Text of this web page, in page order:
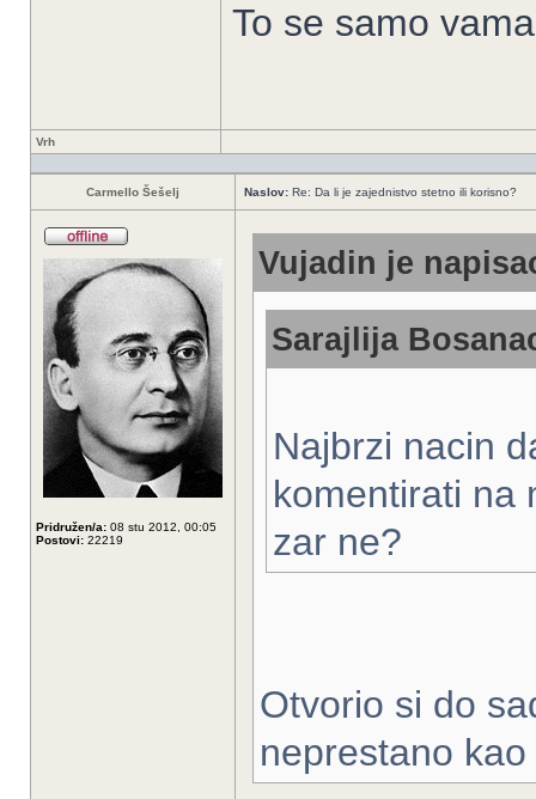
To se samo
Vrh
Carmello Šešelj Naslov: Re: Da li je zajednistvo stetno ili korisno?
Pridružen/a: 08 stu 2012, 00:05
Postovi: 22219
Vujadin je
Sarajlija
Najbrzi nacin
komentirati na
zar ne?
Otvorio si do
neprestano